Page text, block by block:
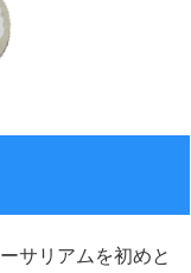
サリアムを初めと